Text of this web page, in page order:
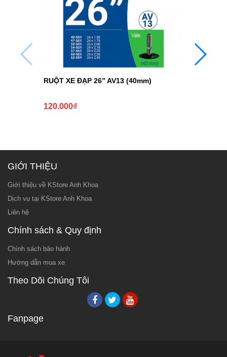
RUỘT XE ĐẠP 26” AV13 (40mm)
120.000₫
GIỚI THIỆU
Giới thiệu về KStore Anh Khoa
Dịch vụ tại KStore Anh Khoa
Liên hệ
Chính sách & Quy định
Chính sách bảo hành
Hướng dẫn mua xe
Theo Dõi Chúng Tôi
Fanpage